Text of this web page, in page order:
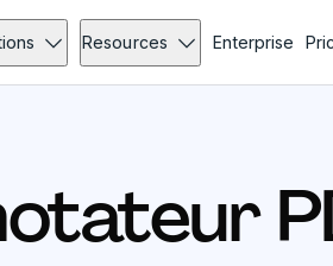
Resources Enterprise